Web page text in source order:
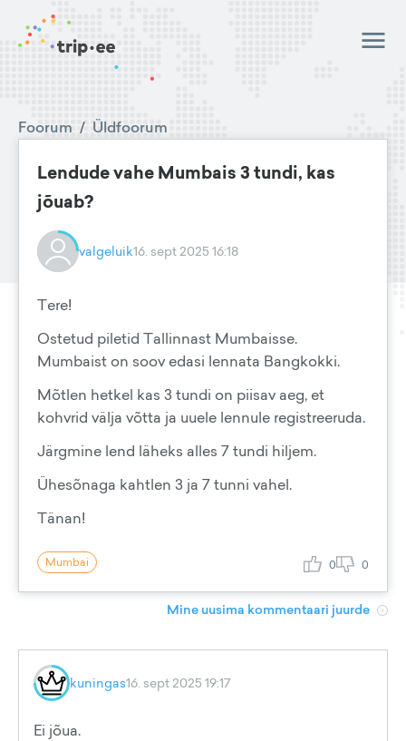
Foorum / Üldfoorum
Lendude vahe Mumbais 3 tundi, kas
jõuab?
valgeluik16. sept 2025 16:18
Tere!
Ostetud piletid Tallinnast Mumbaisse.
Mumbaist on soov edasi lennata Bangkokki.
Mõtlen hetkel kas 3 tundi on piisav aeg, et
kohvrid välja võtta ja uuele lennule registreeruda.
Järgmine lend läheks alles 7 tundi hiljem.
Ühesõnaga kahtlen 3 ja 7 tunni vahel.
Tänan!
Mumbai 0 0
Mine uusima kommentaari juurde
kuningas16. sept 2025 19:17
Ei jõua.